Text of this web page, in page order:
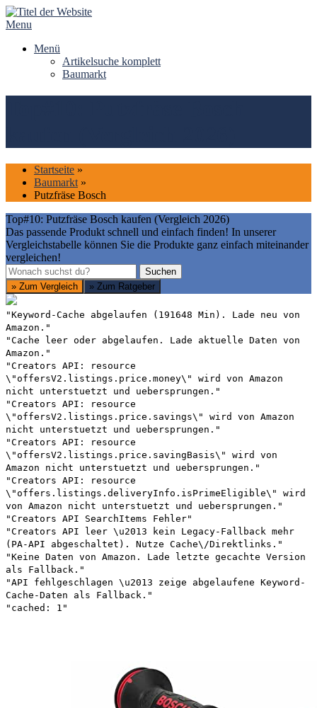
Skip
to
Menu
Menü
Artikelsuche komplett
Baumarkt
Startseite »
Baumarkt »
Putzfräse Bosch
Top#10: Putzfräse Bosch kaufen (Vergleich 2026)
Das passende Produkt schnell und einfach finden! In unserer
Vergleichstabelle können Sie die Produkte ganz einfach miteinander
vergleichen!
Suchen
Suchen
» Zum Vergleich
» Zum Ratgeber
"Keyword-Cache abgelaufen (191648 Min). Lade neu von
Amazon."
"Cache leer oder abgelaufen. Lade aktuelle Daten von
Amazon."
"Creators API: resource
\"offersV2.listings.price.money\" wird von Amazon
nicht unterstuetzt und uebersprungen."
"Creators API: resource
\"offersV2.listings.price.savings\" wird von Amazon
nicht unterstuetzt und uebersprungen."
"Creators API: resource
\"offersV2.listings.price.savingBasis\" wird von
Amazon nicht unterstuetzt und uebersprungen."
"Creators API: resource
\"offers.listings.deliveryInfo.isPrimeEligible\" wird
von Amazon nicht unterstuetzt und uebersprungen."
"Creators API SearchItems Fehler"
"Creators API leer \u2013 kein Legacy-Fallback mehr
(PA-API abgeschaltet). Nutze Cache\/Direktlinks."
"Keine Daten von Amazon. Lade letzte gecachte Version
als Fallback."
"API fehlgeschlagen \u2013 zeige abgelaufene Keyword-
Cache-Daten als Fallback."
"cached: 1"